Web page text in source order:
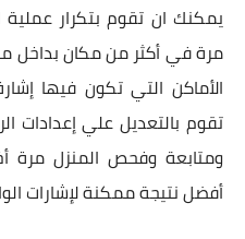
يمكنك ان تقوم بتكرار عملية
مرة في أكثر من مكان بداخل
الأماكن التي تكون فيها
تقوم بالتعديل علي إعدادات
ومتابعة وفحص المنزل
أفضل نتيجة ممكنة لإشارات